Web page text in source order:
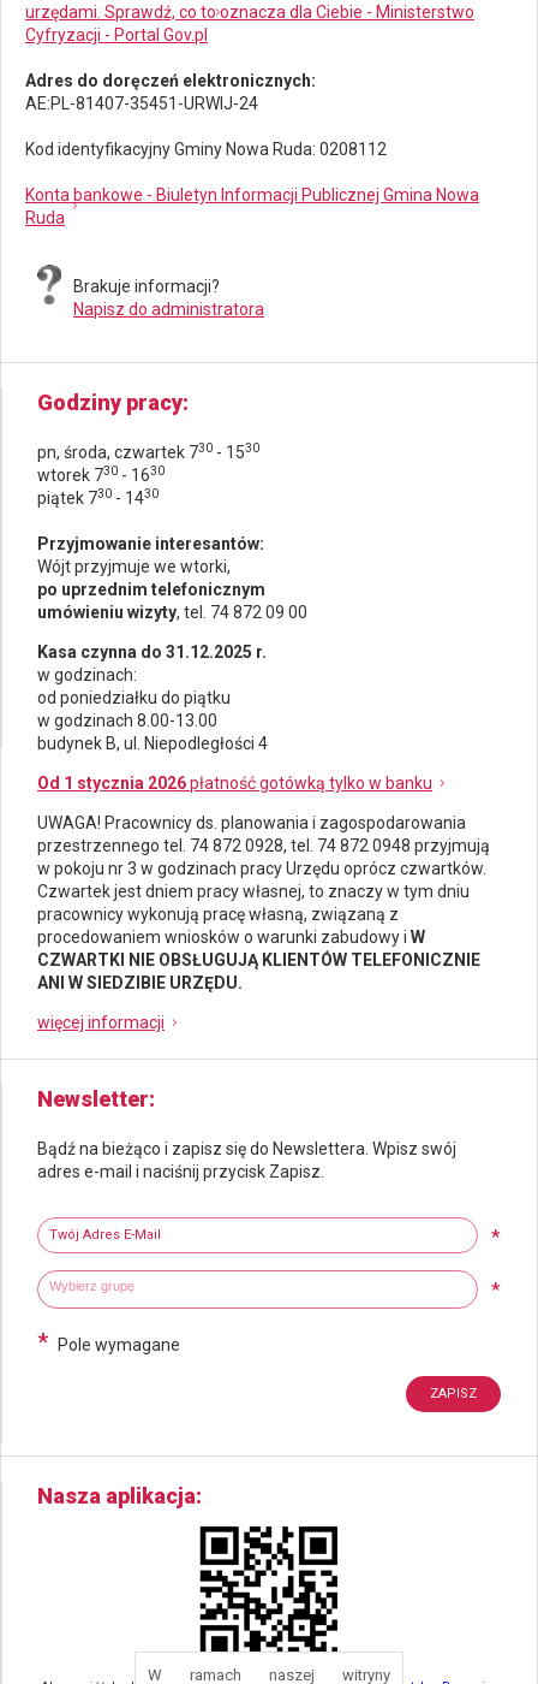
W ramach naszej witryny
urzędami. Sprawdź, co to oznacza dla Ciebie - Ministerstwo
Cyfryzacji - Portal Gov.pl
Adres do doręczeń elektronicznych:
AE:PL-81407-35451-URWIJ-24
Kod identyfikacyjny Gminy Nowa Ruda: 0208112
Konta bankowe - Biuletyn Informacji Publicznej Gmina Nowa
Ruda
Brakuje informacji?
Napisz do administratora
Godziny pracy
pn, środa, czwartek 730 - 1530
wtorek 730 - 1630
piątek 730 - 1430
Przyjmowanie interesantów:
Wójt przyjmuje we wtorki,
po uprzednim telefonicznym
umówieniu wizyty, tel. 74 872 09 00
Kasa czynna do 31.12.2025 r.
w godzinach:
od poniedziałku do piątku
w godzinach 8.00-13.00
budynek B, ul. Niepodległości 4
Od 1 stycznia 2026płatność gotówką tylko w banku
UWAGA! Pracownicy ds. planowania i zagospodarowania
przestrzennego tel. 74 872 0928, tel. 74 872 0948 przyjmują
w pokoju nr 3 w godzinach pracy Urzędu oprócz czwartków.
Czwartek jest dniem pracy własnej, to znaczy w tym dniu
pracownicy wykonują pracę własną, związaną z
procedowaniem wniosków o warunki zabudowy i W
CZWARTKI NIE OBSŁUGUJĄ KLIENTÓW TELEFONICZNIE
ANI W SIEDZIBIE URZĘDU.
więcej informacji
Newsletter
Bądź na bieżąco i zapisz się do Newslettera. Wpisz swój
adres e-mail i naciśnij przycisk Zapisz.
Twój adres e-mail
*
Wybierz grupy tematyczne *
Wpisz wyszukiwaną fraze
* Pole wymagane
Nasza aplikacja